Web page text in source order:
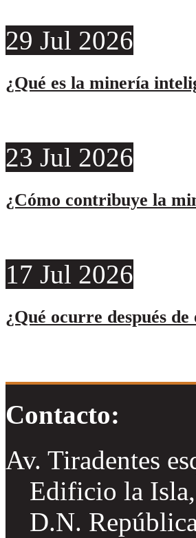
29 Jul 2026
¿Qué es la minería
23 Jul 2026
¿Cómo contribuye la
17 Jul 2026
¿Qué ocurre después
Contacto:
Av. Tiradentes
Edificio la
D.N.